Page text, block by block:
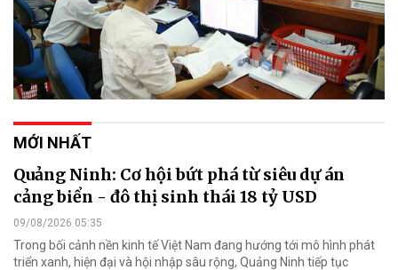
MỚI NHẤT
Quảng Ninh: Cơ hội bứt phá từ siêu dự án
cảng biển - đô thị sinh thái 18 tỷ USD
09/08/2026 05:35
Trong bối cảnh nền kinh tế Việt Nam đang hướng tới mô hình phát
triển xanh, hiện đại và hội nhập sâu rộng, Quảng Ninh tiếp tục